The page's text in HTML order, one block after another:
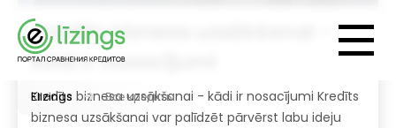
Elizings Все кредиты
Kredīts biznesa uzsākšanai -
kādi ir nosacījumi
Kredīts biznesa uzsākšanai - kādi ir nosacījumi Kredīts
biznesa uzsākšanai var palīdzēt pārvērst labu ideju